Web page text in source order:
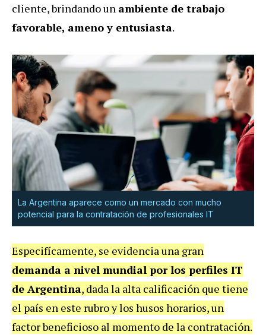
cliente, brindando un ambiente de trabajo
favorable, ameno y entusiasta.
La Argentina aparece como un mercado con mucho
potencial para la contratación de profesionales IT
Especifícamente, se evidencia una gran
demanda a nivel mundial por los perfiles IT
de Argentina, dada la alta calificación que tiene
el país en este rubro y los husos horarios, un
factor beneficioso al momento de la contratación.